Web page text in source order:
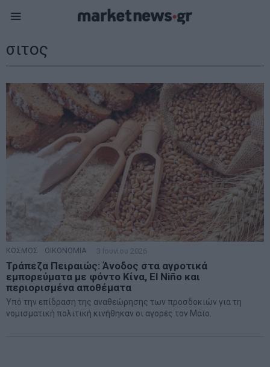
σιτος
ΚΟΣΜΟΣ ΟΙΚΟΝΟΜΙΑ 3 Ιουνίου 2026
Τράπεζα Πειραιώς: Άνοδος στα αγροτικά
εμπορεύματα με φόντο Κίνα, El Niño και
περιορισμένα αποθέματα
Υπό την επίδραση της αναθεώρησης των προσδοκιών για τη
νομισματική πολιτική κινήθηκαν οι αγορές τον Μάϊο.